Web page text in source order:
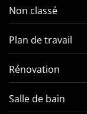
Non classé
Plan de travail
Rénovation
Salle de bain